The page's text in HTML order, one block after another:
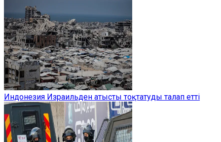
Индонезия Израильден атысты тоқтатуды талап етті